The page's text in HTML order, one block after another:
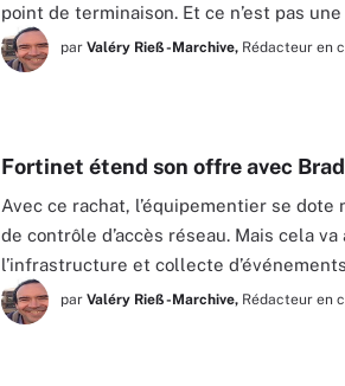
point de terminaison. Et ce n’est pas
par Valéry Rieß-Marchive, Rédacteur en
Fortinet étend son offre avec
Avec ce rachat, l’équipementier se dote
de contrôle d’accès réseau. Mais cela
l’infrastructure et collecte
par Valéry Rieß-Marchive, Rédacteur en